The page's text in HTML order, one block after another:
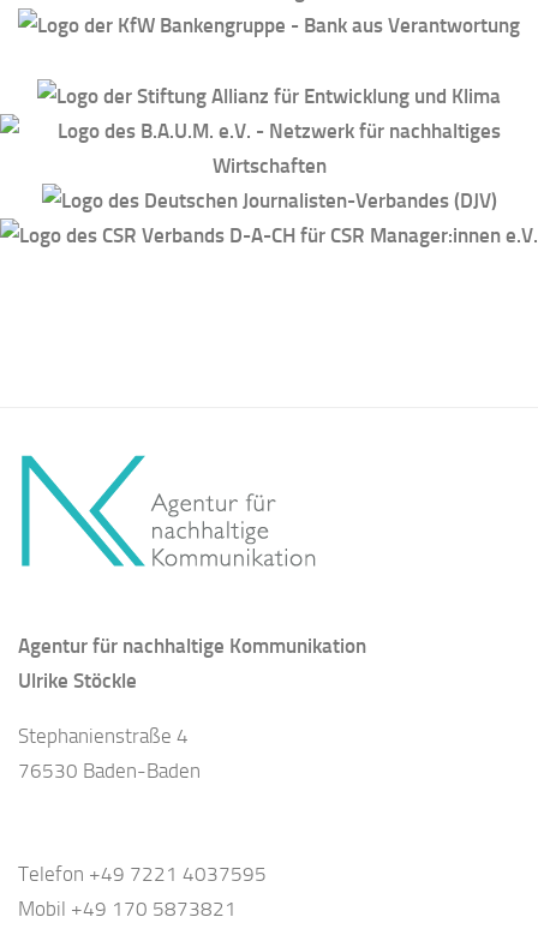
Agentur für nachhaltige Kommunikation
Ulrike Stöckle
Stephanienstraße 4
76530 Baden-Baden
Telefon +49 7221 4037595
Mobil +49 170 5873821